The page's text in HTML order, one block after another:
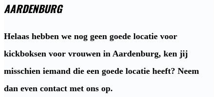
AARDENBURG
Helaas hebben we nog geen goede locatie voor
kickboksen voor vrouwen in Aardenburg, ken jij
misschien iemand die een goede locatie heeft? Neem
dan even contact met ons op.